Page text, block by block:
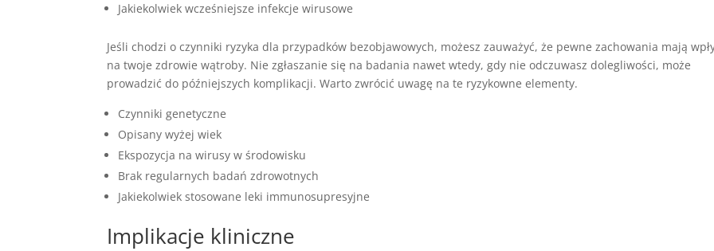
Jakiekolwiek wcześniejsze infekcje wirusowe
Jeśli chodzi o czynniki ryzyka dla przypadków bezobjawowych, możesz zauważyć, że pewne zachowania mają
na twoje zdrowie wątroby. Nie zgłaszanie się na badania nawet wtedy, gdy nie odczuwasz dolegliwości, może
prowadzić do późniejszych komplikacji. Warto zwrócić uwagę na te ryzykowne elementy.
Czynniki genetyczne
Opisany wyżej wiek
Ekspozycja na wirusy w środowisku
Brak regularnych badań zdrowotnych
Jakiekolwiek stosowane leki immunosupresyjne
Implikacje kliniczne